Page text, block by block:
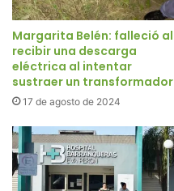
Margarita Belén: falleció al
recibir una descarga
eléctrica al intentar
sustraer un transformador
17 de agosto de 2024